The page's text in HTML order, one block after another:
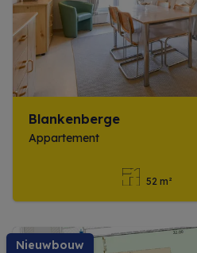
Blankenberge
Appartement
52 m²
nieuwbouw